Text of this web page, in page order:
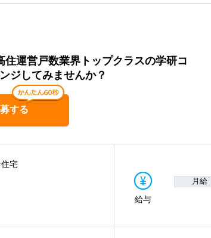
住運営戸数業界トップクラスの学研コ
ジしてみませんか？
する
宅
給与
月給